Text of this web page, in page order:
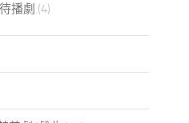
播劇 (4)